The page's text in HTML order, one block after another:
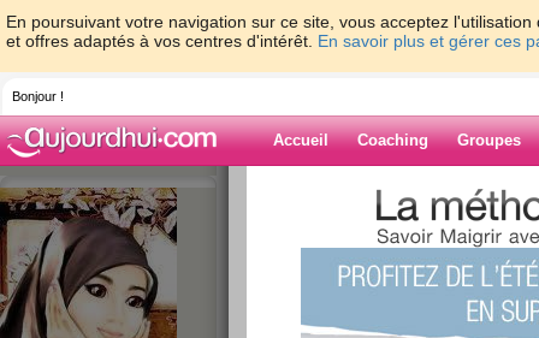
En poursuivant votre navigation sur ce site, vous acceptez
et offres adaptés à vos centres d'intérêt. En savoir plus et gérer ces
Bonjour !
Accueil Coaching Groupes
> > On
Blog de